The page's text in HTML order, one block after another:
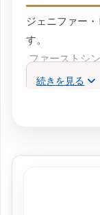
ジェニファー
す。
ファーストシ
し、セカンド
美の秘訣や子育
続きを見る